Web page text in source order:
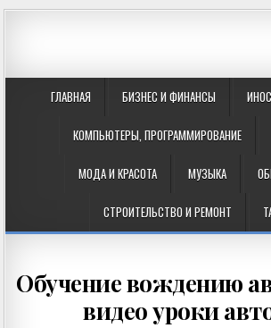
ГЛАВНАЯ БИЗНЕС И ФИНАНСЫ
КОМПЬЮТЕРЫ, ПРОГРАММИРОВАНИЕ
МОДА И КРАСОТА МУЗЫКА
СТРОИТЕЛЬСТВО И РЕМОНТ
Обучение вождению
видео уроки